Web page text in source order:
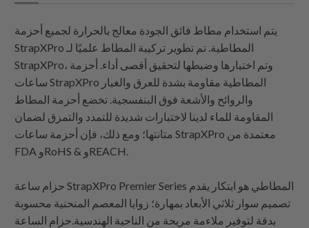
يتم استخدام مطاط فائق الجودة معالج بالحرارة لجميع أحزمة
StrapXPro المطاطية. تم تطوير تركيبة المطاط علميًا لـ
StrapXPro، وتم اختبارها وضبطها لتحقيق أقصى أداء. أحزمة
ساعات StrapXPro المطاطية مقاومة بشدة للعرق والغبار
والروائح والأشعة فوق البنفسجية. تخضع أحزمة المطاط
المقاومة للماء لدينا لاختبارات شديدة للتمدد والتمزق لضمان
متانتها؛ ومع ذلك، فإن أحزمة ساعات StrapXPro معتمدة من
FDA وRoHS & وREACH.
حزام ساعة StrapXPro Premier Series المطاطي هو ابتكار يقدم
تصميم سوار ثلاثي الأبعاد بمهارة؛ زوايا المعصم المنحنية محسوبة
بدقة لتوفير ملاءمة مريحة من الناحية الهندسية.حزام الساعة